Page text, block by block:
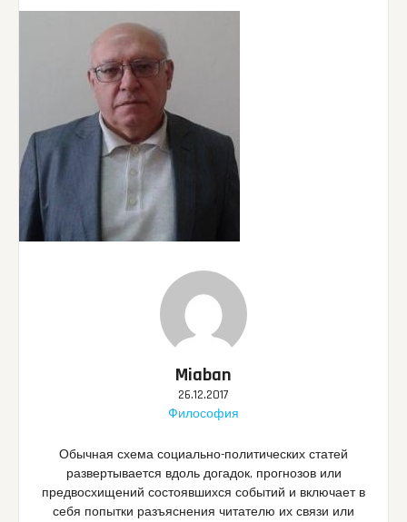
Miaban
26.12.2017
Философия
Обычная схема социально-политических статей
развертывается вдоль догадок, прогнозов или
предвосхищений состоявшихся событий и включает в
себя попытки разъяснения читателю их связи или